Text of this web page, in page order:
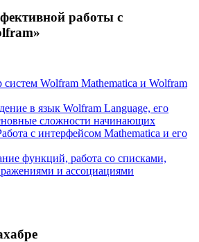
работы с
систем Wolfram Mathematica и Wolfram
в язык Wolfram Language, его
сложности начинающих
с интерфейсом Mathematica и его
функций, работа со списками,
и ассоциациями